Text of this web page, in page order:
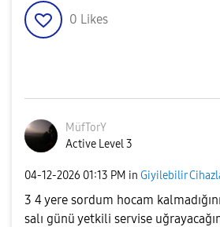
0 Likes
MüfTorY
Active Level 3
‎04-12-2026 01:13 PM in Giyilebilir
3 4 yere sordum hocam
salı günü yetkili servise